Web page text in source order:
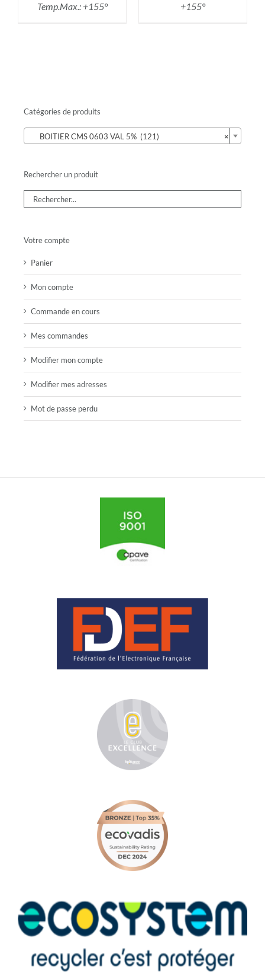
Temp.Max.: +155°
+155°
Catégories de produits
×
BOITIER CMS 0603 VAL 5% (121)
Rechercher un produit
Votre compte
Panier
Mon compte
Commande en cours
Mes commandes
Modifier mon compte
Modifier mes adresses
Mot de passe perdu